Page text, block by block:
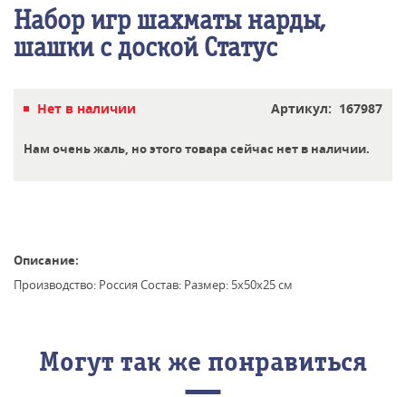
Набор игр шахматы нарды,
шашки с доской Статус
Нет в наличии Артикул: 167987
Нам очень жаль, но этого товара сейчас нет в наличии.
Описание:
Производство: Россия Состав: Размер: 5х50x25 см
Могут так же понравиться